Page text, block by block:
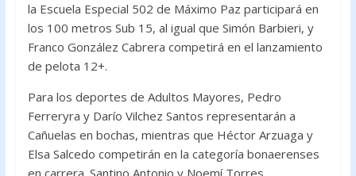
la Escuela Especial 502 de Máximo Paz participará en
los 100 metros Sub 15, al igual que Simón Barbieri, y
Franco González Cabrera competirá en el lanzamiento
de pelota 12+.
Para los deportes de Adultos Mayores, Pedro
Ferreryra y Darío Vilchez Santos representarán a
Cañuelas en bochas, mientras que Héctor Arzuaga y
Elsa Salcedo competirán en la categoría bonaerenses